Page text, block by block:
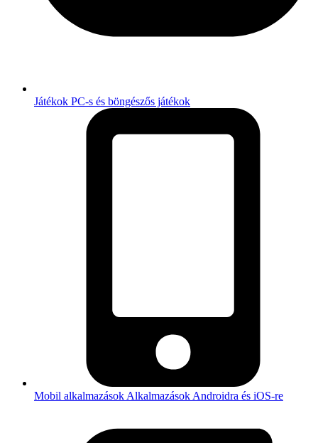
Játékok PC-s és böngészős játékok
Mobil alkalmazások Alkalmazások Androidra és iOS-re